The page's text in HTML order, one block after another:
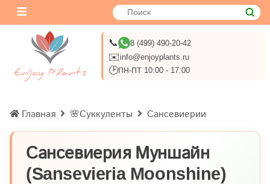
📞 8 (499) 490-20-42
✉️info@enjoyplants.ru
🕑ПН-ПТ 10:00 - 17:00
Главная 🌸Суккуленты Сансевиерии
Сансевиерия Муншайн
(Sansevieria Moonshine)